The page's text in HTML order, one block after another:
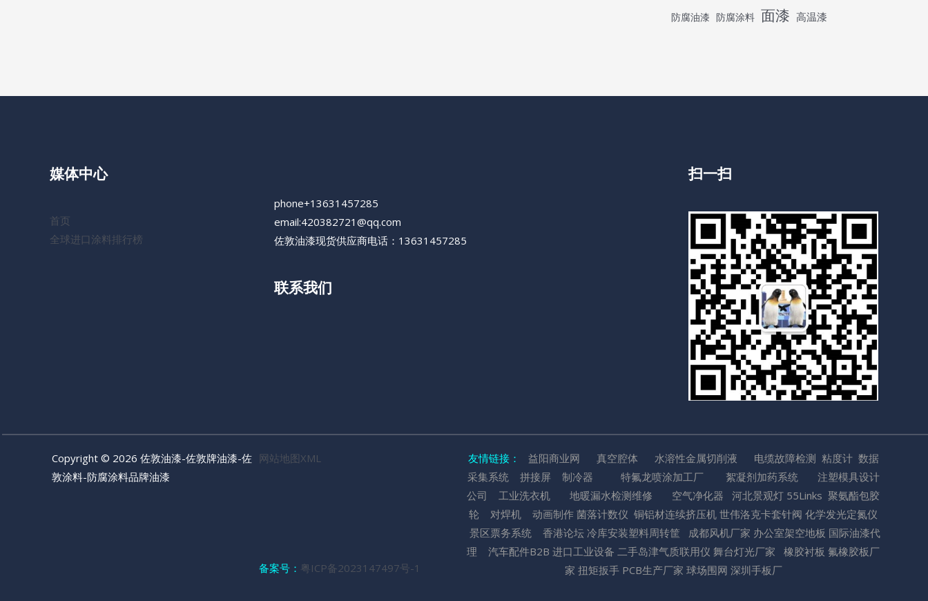
防腐油漆 防腐涂料 面漆 高温漆
媒体中心
首页
全球进口涂料排行榜
phone+13631457285
email:420382721@qq.com
佐敦油漆现货供应商电话：13631457285
联系我们
扫一扫
Copyright © 2026 佐敦油漆-佐敦牌油漆-佐
敦涂料-防腐涂料品牌油漆
网站地图XML
备案号： 粤ICP备2023147497号-1
友情链接： 益阳商业网 真空腔体 水溶性金属切削液 电缆故障检测 粘度计 数据
采集系统
拼接屏 制冷器 特氟龙喷涂加工厂 絮凝剂加药系统
注塑模具设计
公司
工业洗衣机 地暖漏水检测维修 空气净化器 河北景观灯 55Links 聚氨酯包胶
轮
对焊机 动画制作 菌落计数仪 铜铝材连续挤压机 世伟洛克卡套针阀 化学发光定氮仪
景区票务系统
香港论坛 冷库安装塑料周转筐 成都风机厂家 办公室架空地板 国际油漆代
理
汽车配件B2B 进口工业设备 二手岛津气质联用仪 舞台灯光厂家 橡胶衬板 氟橡胶板厂
家 扭矩扳手 PCB生产厂家 球场围网 深圳手板厂